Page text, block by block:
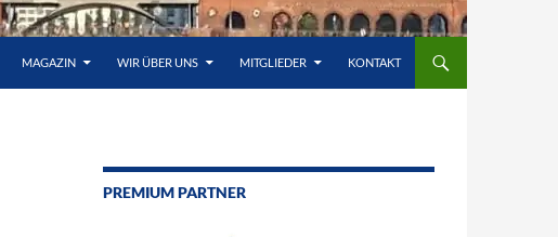
MAGAZIN WIR ÜBER UNS MITGLIEDER KONTAKT
PREMIUM PARTNER